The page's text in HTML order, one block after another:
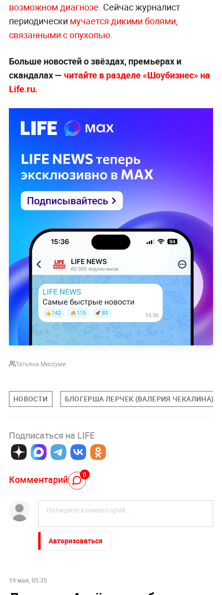
возможном диагнозе. Сейчас журналист
периодически мучается дикими болями,
связанными с опухолью.
Больше новостей о звёздах, премьерах и
скандалах — читайте в разделе «Шоубизнес» на
Life.ru.
Татьяна Миссуми
НОВОСТИ БЛОГЕРША ЛЕРЧЕК (ВАЛЕРИЯ ЧЕКАЛИНА)
Подписаться на LIFE
Комментарий 0
Авторизоваться
19 мая, 05:35